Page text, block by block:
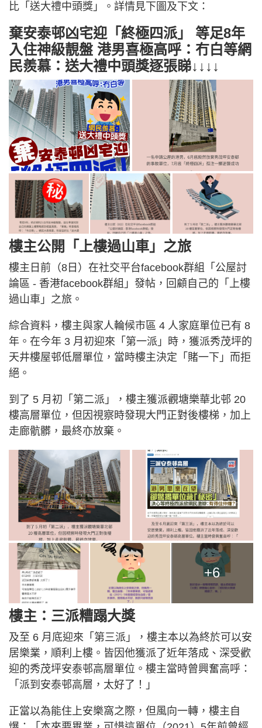
比「送大禮中頭獎」。詳情見下圖及下文：
棄安泰邨凶宅迎「終極四派」 等足8年
入住神級靚盤 港男喜極高呼：冇白等網
民羨慕：送大禮中頭獎逐張睇↓↓↓↓
樓主公開「上樓過山車」之旅
樓主日前（8日）在社交平台facebook群組「公屋討
論區 - 香港facebook群組」發帖，回顧自己的「上樓
過山車」之旅。
綜合資料，樓主與家人輪候市區 4 人家庭單位已有 8
年。在今年 3 月初迎來「第一派」時，獲派秀茂坪的
天井樓屋邨低層單位，當時樓主決定「賭一下」而拒
絕。
到了 5 月初「第二派」，樓主獲派觀塘樂華北邨 20
樓高層單位，但因視察時發現大門正對後樓梯，加上
走廊骯髒，最終亦放棄。
+6
樓主：三派糟蹋大獎
及至 6 月底迎來「第三派」，樓主本以為終於可以安
居樂業，順利上樓。皆因他獲派了近年落成、深受歡
迎的秀茂坪安泰邨高層單位。樓主當時曾興奮高呼：
「派到安泰邨高層，太好了！」
正當以為能住上安樂窩之際，但風向一轉，樓主自